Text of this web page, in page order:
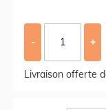
- +
Livraison offerte